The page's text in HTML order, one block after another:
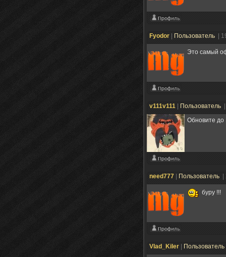
Fyodor Пользователь |
Это самый
v111v111 Пользователь
Обновите до
need777 Пользователь
буру !!!
Vlad_Kiler Пользователь